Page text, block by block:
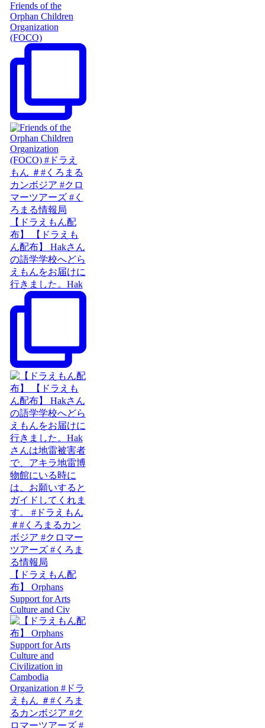
Friends of the
Orphan Children
Organization
(FOCO)
【ドラえもん配
布】 【ドラえも
ん配布】 Hakさん
の語学学校へどら
えもんをお届けに
行きました。Hak
【ドラえもん配
布】 Orphans
Support for Arts
Culture and Civ